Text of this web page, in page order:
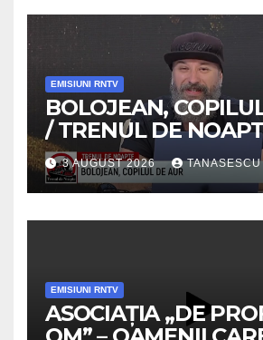
EMISIUNI RNTV
BOLOJEAN,
/ TRENUL DE
3 AUGUST 2026
EMISIUNI RNTV
ASOCIAȚIA „DE